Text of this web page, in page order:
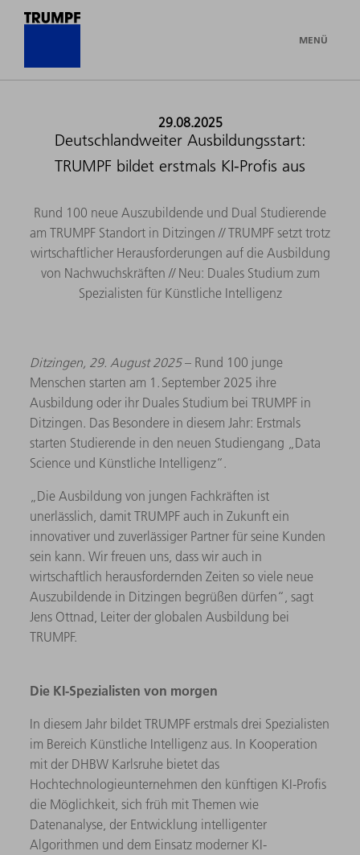
MENÜ
29.08.2025
Deutschlandweiter Ausbildungsstart:
TRUMPF bildet erstmals KI-Profis aus
Rund 100 neue Auszubildende und Dual Studierende
am TRUMPF Standort in Ditzingen // TRUMPF setzt trotz
wirtschaftlicher Herausforderungen auf die Ausbildung
von Nachwuchskräften // Neu: Duales Studium zum
Spezialisten für Künstliche Intelligenz
Ditzingen, 29. August 2025– Rund 100 junge
Menschen starten am 1. September 2025 ihre
Ausbildung oder ihr Duales Studium bei TRUMPF in
Ditzingen. Das Besondere in diesem Jahr: Erstmals
starten Studierende in den neuen Studiengang „Data
Science und Künstliche Intelligenz“.
„Die Ausbildung von jungen Fachkräften ist
unerlässlich, damit TRUMPF auch in Zukunft ein
innovativer und zuverlässiger Partner für seine Kunden
sein kann. Wir freuen uns, dass wir auch in
wirtschaftlich herausfordernden Zeiten so viele neue
Auszubildende in Ditzingen begrüßen dürfen“, sagt
Jens Ottnad, Leiter der globalen Ausbildung bei
TRUMPF.
Die KI-Spezialisten von morgen
In diesem Jahr bildet TRUMPF erstmals drei Spezialisten
im Bereich Künstliche Intelligenz aus. In Kooperation
mit der DHBW Karlsruhe bietet das
Hochtechnologieunternehmen den künftigen KI-Profis
die Möglichkeit, sich früh mit Themen wie
Datenanalyse, der Entwicklung intelligenter
Algorithmen und dem Einsatz moderner KI-